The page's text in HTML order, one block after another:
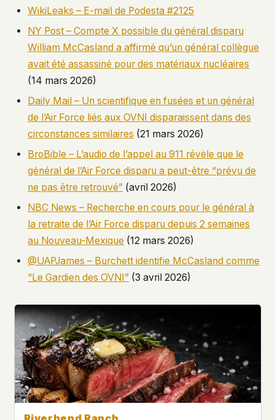
WikiLeaks – E-mail de Podesta #2125
NY Post – Compte X possible du général disparu
William McCasland a affirmé qu’un général collègue
avait été assassiné pour des matériaux nucléaires
(14 mars 2026)
Daily Mail – Un scientifique en fusées et un général
de l’Air Force liés aux OVNI disparaissent dans des
circonstances similaires (21 mars 2026)
BroBible – L’audio de l’appel au 911 révèle que le
général de l’Air Force disparu a peut-être “prévu de
ne pas être retrouvé” (avril 2026)
NBC News – Recherche en cours pour le général à
la retraite de l’Air Force disparu depuis 2 semaines
au Nouveau-Mexique (12 mars 2026)
@UAPJames – Burchett identifie McCasland comme
“Le Gardien des OVNI” (3 avril 2026)